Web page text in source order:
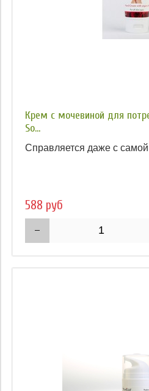
Крем с мочевиной для
So...
Справляется даже с самой
588 руб